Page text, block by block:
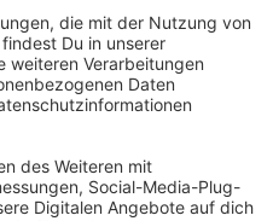
etwas sagen?